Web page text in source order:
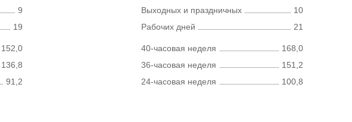
9
19
152,0
136,8
91,2
Выходных и праздничных
10
Рабочих дней
21
40-часовая неделя
168,0
36-часовая неделя
151,2
24-часовая неделя
100,8